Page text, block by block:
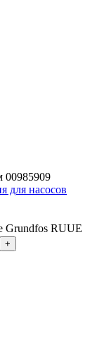
00985909
для насосов
Grundfos RUUE